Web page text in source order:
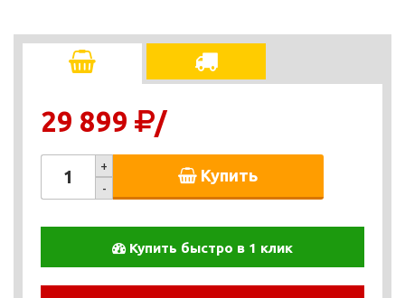
29 899 /
+
-
Купить
Купить быстро в 1 клик